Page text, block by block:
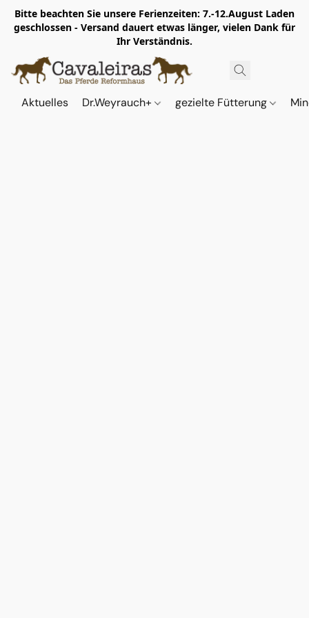
Bitte beachten Sie unsere Ferienzeiten: 7.-12.August Laden
geschlossen - Versand dauert etwas länger, vielen Dank für
Ihr Verständnis.
Aktuelles Dr.Weyrauch+ gezielte Fütterung